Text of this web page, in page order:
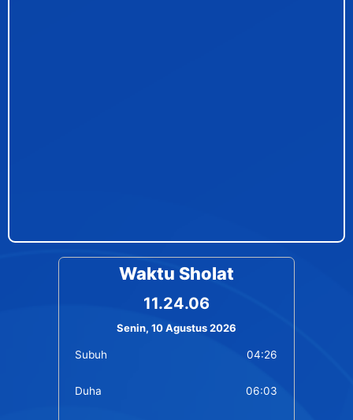
Waktu Sholat
11.24.07
Senin, 10 Agustus 2026
Subuh 04:26
Duha 06:03